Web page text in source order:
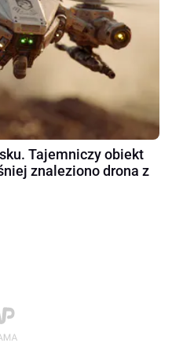
Tajemniczy obiekt
znaleziono drona z